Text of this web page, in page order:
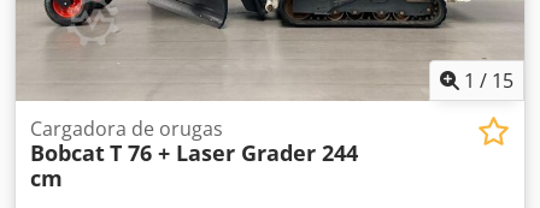
adicionales, acoplador rápido hidráulico, radio, asiento
neumático, pintura original.
1 / 15
Cargadora de orugas
BobcatT 76 + Laser Grader 244
cm